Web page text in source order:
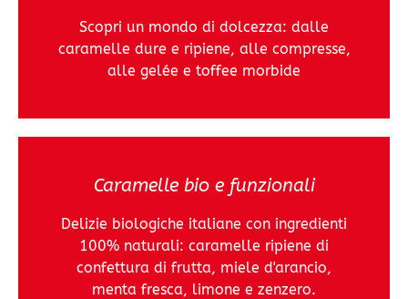
Scopri un mondo di dolcezza: dalle
caramelle dure e ripiene, alle compresse,
alle gelée e toffee morbide
Caramelle bio e funzionali
Delizie biologiche italiane con ingredienti
100% naturali: caramelle ripiene di
confettura di frutta, miele d'arancio,
menta fresca, limone e zenzero.